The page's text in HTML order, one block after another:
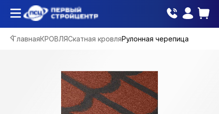
ГлавнаяКРОВЛЯСкатная кровляРулонная черепица